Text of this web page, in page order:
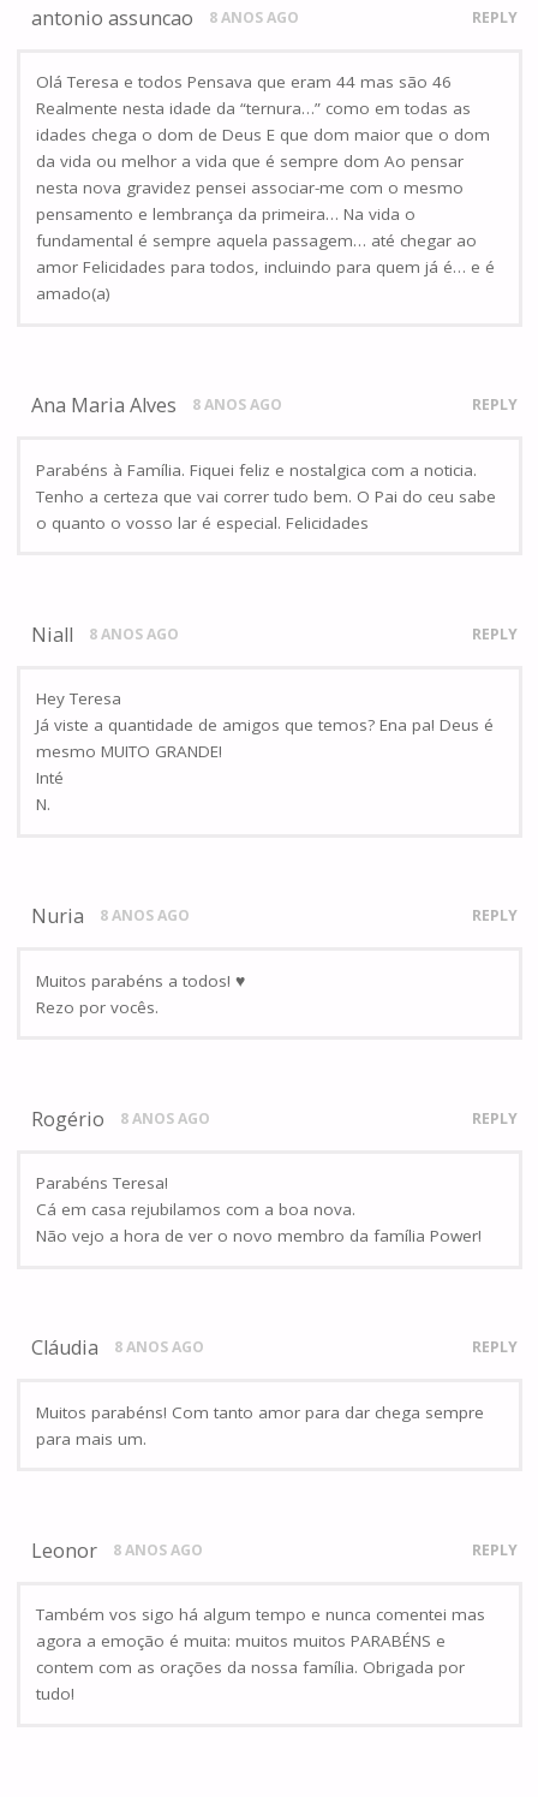
antonio assuncao 8 ANOS AGO REPLY
Olá Teresa e todos Pensava que eram 44 mas são 46
Realmente nesta idade da “ternura…” como em todas as
idades chega o dom de Deus E que dom maior que o dom
da vida ou melhor a vida que é sempre dom Ao pensar
nesta nova gravidez pensei associar-me com o mesmo
pensamento e lembrança da primeira… Na vida o
fundamental é sempre aquela passagem… até chegar ao
amor Felicidades para todos, incluindo para quem já é… e é
amado(a)
Ana Maria Alves 8 ANOS AGO REPLY
Parabéns à Família. Fiquei feliz e nostalgica com a noticia.
Tenho a certeza que vai correr tudo bem. O Pai do ceu sabe
o quanto o vosso lar é especial. Felicidades
Niall 8 ANOS AGO REPLY
Hey Teresa
Já viste a quantidade de amigos que temos? Ena pa! Deus é
mesmo MUITO GRANDE!
Inté
N.
Nuria 8 ANOS AGO REPLY
Muitos parabéns a todos! ♥
Rezo por vocês.
Rogério 8 ANOS AGO REPLY
Parabéns Teresa!
Cá em casa rejubilamos com a boa nova.
Não vejo a hora de ver o novo membro da família Power!
Cláudia 8 ANOS AGO REPLY
Muitos parabéns! Com tanto amor para dar chega sempre
para mais um.
Leonor 8 ANOS AGO REPLY
Também vos sigo há algum tempo e nunca comentei mas
agora a emoção é muita: muitos muitos PARABÉNS e
contem com as orações da nossa família. Obrigada por
tudo!